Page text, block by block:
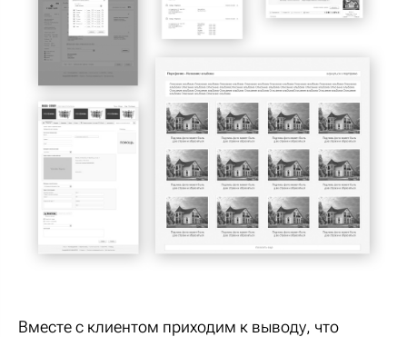
Вместе с клиентом приходим к выводу, что